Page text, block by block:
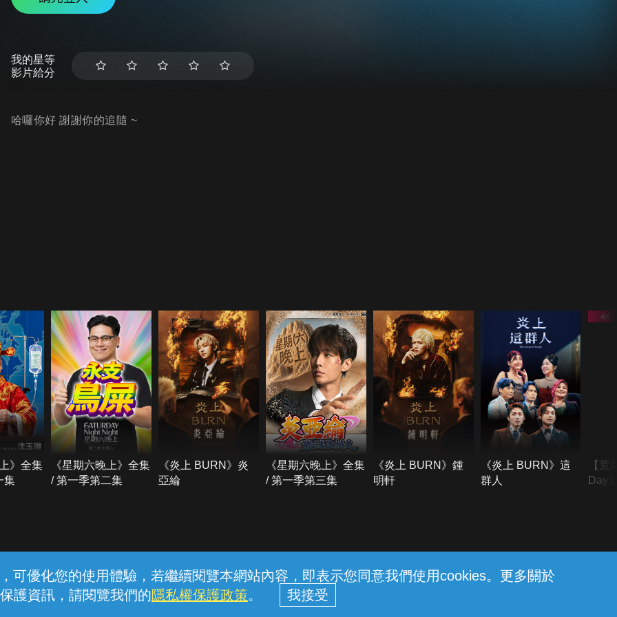
可優化您的使用體驗，若繼續閱覽本網站內容，即表示您同意我們使用cookies。更多關於
護資訊，請閱覽我們的隱私權保護政策。
我的星等
影片給分
哈囉你好 謝謝你的追隨 ~
》全集
集
《星期六晚上》全集
/ 第一季第二集
《炎上 BURN》炎
亞綸
《星期六晚上》全集
/ 第一季第三集
《炎上 BURN》鍾
明軒
《炎上 BURN》這
群人
【荒
線上客服 服務條款 隱私權保護
中華電信股份有限公司個人家庭分公司 (統一編號：96979949) © 2026